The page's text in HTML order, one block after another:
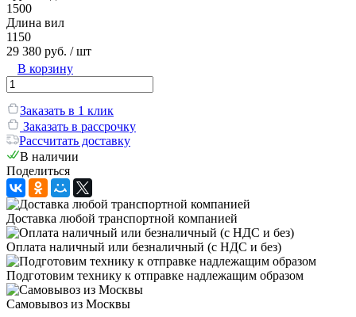
1500
Длина вил
1150
29 380 руб. / шт
В корзину
Заказать в 1 клик
Заказать в рассрочку
Рассчитать доставку
В наличии
Поделиться
Доставка любой транспортной компанией
Оплата наличный или безналичный (с НДС и без)
Подготовим технику к отправке надлежащим образом
Самовывоз из Москвы